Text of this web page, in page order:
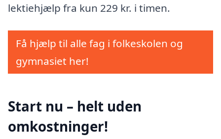
lektiehjælp fra kun 229 kr. i timen.
Få hjælp til alle fag i folkeskolen og
gymnasiet her!
Start nu – helt uden
omkostninger!